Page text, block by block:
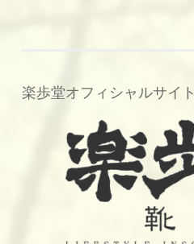
楽歩堂オフィシャルサイト